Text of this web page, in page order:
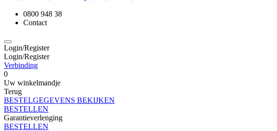
0800 948 38
Contact
Login/Register
Login/Register
Verbinding
0
Uw winkelmandje
Terug
BESTELGEGEVENS BEKIJKEN
BESTELLEN
Garantieverlenging
BESTELLEN